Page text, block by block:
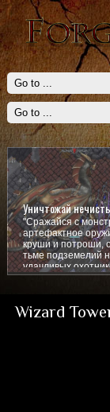
Уничтожай
"Сражайся с
артефактное
круши и потроши,
тьме подземелий
удачливых
покажи им кто тут
Wizard